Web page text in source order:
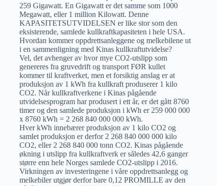
259 Gigawatt. En Gigawatt er det samme som 1000
Megawatt, eller 1 million Kilowatt. Denne
KAPASITETSUTVIDELSEN er like stor som den
eksisterende, samlede kullkraftkapasiteten i hele USA.
Hvordan kommer oppdrettsanleggene og melkebilene ut
i en sammenligning med Kinas kullkraftutvidelse?
Vel, det avhenger av hvor mye CO2-utslipp som
genereres fra gruvedrift og transport FØR kullet
kommer til kraftverket, men et forsiktig anslag er at
produksjon av 1 kWh fra kullkraft produserer 1 kilo
CO2. Når kullkraftverkene i Kinas pågående
utvidelsesprogram har produsert i ett år, er det gått 8760
timer og den samlede produksjon i kWh er 259 000 000
x 8760 kWh = 2 268 840 000 000 kWh.
Hver kWh innebærer produksjon av 1 kilo CO2 og
samlet produksjon er derfor 2 268 840 000 000 kilo
CO2, eller 2 268 840 000 tonn CO2. Kinas pågående
økning i utslipp fra kullkraftverk er således 42,6 ganger
større enn hele Norges samlede CO2-utslipp i 2016.
Virkningen av investeringene i våre oppdrettsanlegg og
melkebiler utgjør derfor bare 0,12 PROMILLE av den